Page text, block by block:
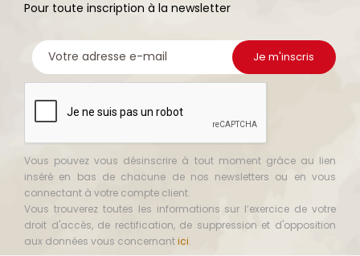
Pour toute inscription à la newsletter
Vous pouvez vous désinscrire à tout moment grâce au lien
inséré en bas de chacune de nos newsletters ou en vous
connectant à votre compte client.
Vous trouverez toutes les informations sur l’exercice de votre
droit d'accès, de rectification, de suppression et d'opposition
aux données vous concernantici.